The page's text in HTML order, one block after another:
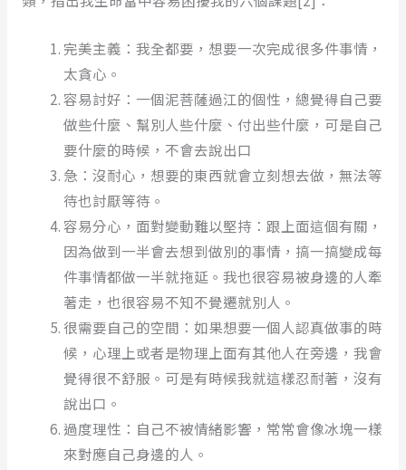
完美主義：我全都要，想要一次完成很多件事情，
太貪心。
容易討好：一個泥菩薩過江的個性，總覺得自己要
做些什麼、幫別人些什麼、付出些什麼，可是自己
要什麼的時候，不會去說出口
急：沒耐心，想要的東西就會立刻想去做，無法等
待也討厭等待。
容易分心，面對變動難以堅持：跟上面這個有關，
因為做到一半會去想到做別的事情，搞一搞變成每
件事情都做一半就拖延。我也很容易被身邊的人牽
著走，也很容易不知不覺遷就別人。
很需要自己的空間：如果想要一個人認真做事的時
候，心理上或者是物理上面有其他人在旁邊，我會
覺得很不舒服。可是有時候我就這樣忍耐著，沒有
說出口。
過度理性：自己不被情緒影響，常常會像冰塊一樣
來對應自己身邊的人。